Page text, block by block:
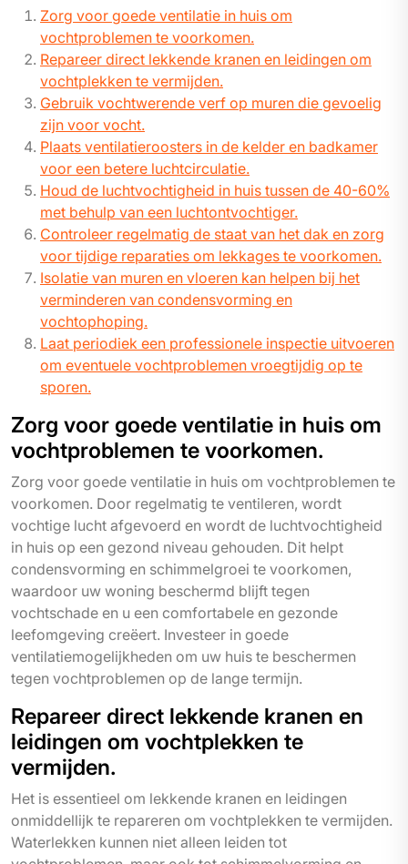
Zorg voor goede ventilatie in huis om
vochtproblemen te voorkomen.
Repareer direct lekkende kranen en leidingen om
vochtplekken te vermijden.
Gebruik vochtwerende verf op muren die gevoelig
zijn voor vocht.
Plaats ventilatieroosters in de kelder en badkamer
voor een betere luchtcirculatie.
Houd de luchtvochtigheid in huis tussen de 40-60%
met behulp van een luchtontvochtiger.
Controleer regelmatig de staat van het dak en zorg
voor tijdige reparaties om lekkages te voorkomen.
Isolatie van muren en vloeren kan helpen bij het
verminderen van condensvorming en
vochtophoping.
Laat periodiek een professionele inspectie uitvoeren
om eventuele vochtproblemen vroegtijdig op te
sporen.
Zorg voor goede ventilatie in huis om
vochtproblemen te voorkomen.
Zorg voor goede ventilatie in huis om vochtproblemen te
voorkomen. Door regelmatig te ventileren, wordt
vochtige lucht afgevoerd en wordt de luchtvochtigheid
in huis op een gezond niveau gehouden. Dit helpt
condensvorming en schimmelgroei te voorkomen,
waardoor uw woning beschermd blijft tegen
vochtschade en u een comfortabele en gezonde
leefomgeving creëert. Investeer in goede
ventilatiemogelijkheden om uw huis te beschermen
tegen vochtproblemen op de lange termijn.
Repareer direct lekkende kranen en
leidingen om vochtplekken te
vermijden.
Het is essentieel om lekkende kranen en leidingen
onmiddellijk te repareren om vochtplekken te vermijden.
Waterlekken kunnen niet alleen leiden tot